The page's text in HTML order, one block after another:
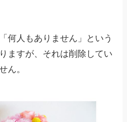
何人もありません」という
ますが、それは削除してい
ん。